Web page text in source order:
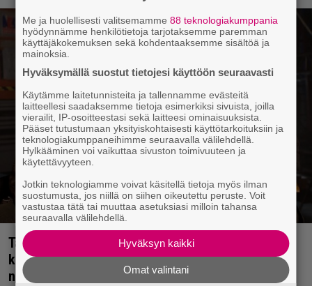
Tänään tv:ssä: Steven Spielbergin ja Tom Cruisen
kaveruus loppui 21 vuotta sitten – Syynä Cruisen
nolo käytös
Me ja huolellisesti valitsemamme88 teknologiakumppania
hyödynnämme henkilötietoja tarjotaksemme paremman
käyttäjäkokemuksen sekä kohdentaaksemme sisältöä ja
mainoksia.
Hyväksymällä suostut tietojesi käyttöön seuraavasti
Käytämme laitetunnisteita ja tallennamme evästeitä
laitteellesi saadaksemme tietoja esimerkiksi sivuista, joilla
vierailit, IP-osoitteestasi sekä laitteesi ominaisuuksista.
Pääset tutustumaan yksityiskohtaisesti käyttötarkoituksiin ja
teknologiakumppaneihimme seuraavalla välilehdellä.
Hylkääminen voi vaikuttaa sivuston toimivuuteen ja
käytettävyyteen.
Jotkin teknologiamme voivat käsitellä tietoja myös ilman
suostumusta, jos niillä on siihen oikeutettu peruste. Voit
vastustaa tätä tai muuttaa asetuksiasi milloin tahansa
seuraavalla välilehdellä.
Hyväksyn kaikki
Omat valintani